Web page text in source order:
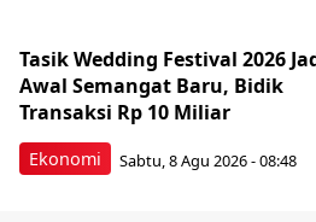
Ekonomi
Tasik Wedding Festival 2026
Awal Semangat Baru, Bidik
Transaksi Rp 10 Miliar
Sabtu, 8 Agu 2026 - 08:48